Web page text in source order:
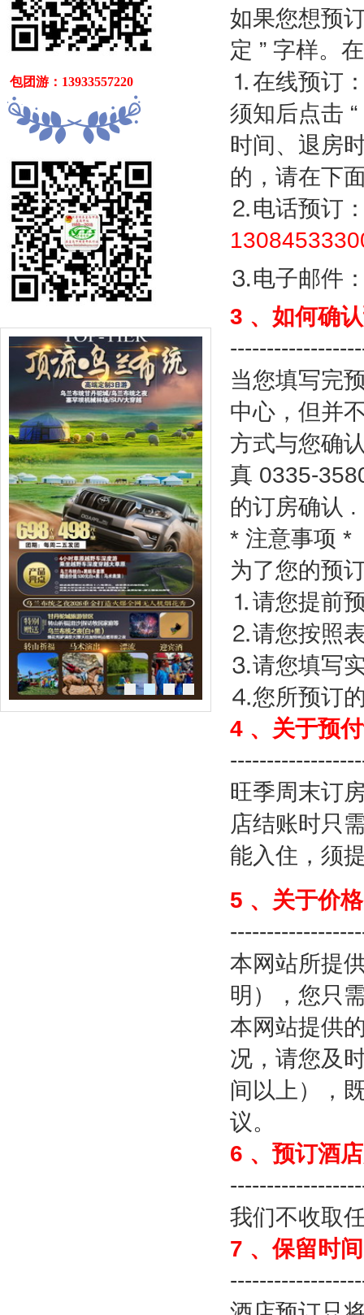
包团游：13933557220
如果您想预
定 ” 字样。
⒈在线预订
须知后点击 “
时间、退房
的，请在下
⒉电话预订
⒊电子邮件
3 、如何确
当您填写完
中心，但并
方式与您确
真 0335-
的订房确认 .
* 注意事项 *
为了您的预
⒈请您提前
⒉请您按照
⒊请您填写
⒋您所预订
4 、关于预
旺季周末订
店结账时只
能入住，须
5 、关于价格
本网站所提
明），您只
本网站提供
况，请您及
间以上），
议。
6 、预订酒
我们不收取
7 、保留时间